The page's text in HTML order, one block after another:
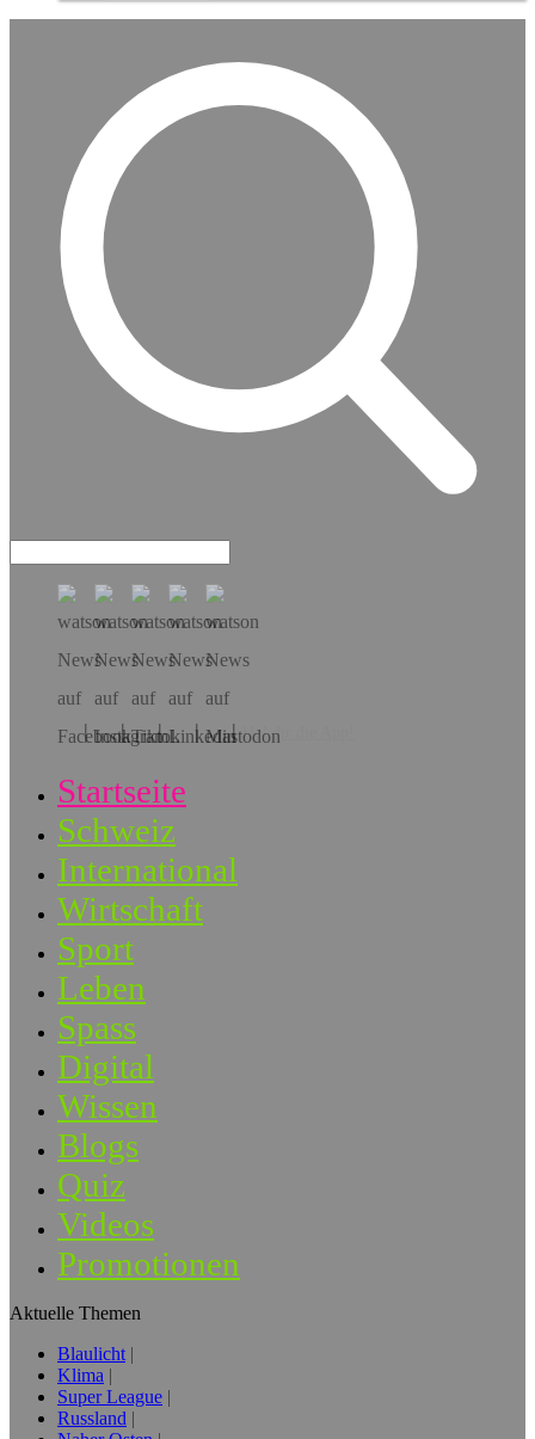
Hol dir die App!
Startseite
Schweiz
International
Wirtschaft
Sport
Leben
Spass
Digital
Wissen
Blogs
Quiz
Videos
Promotionen
Aktuelle Themen
Blaulicht
Klima
Super League
Russland